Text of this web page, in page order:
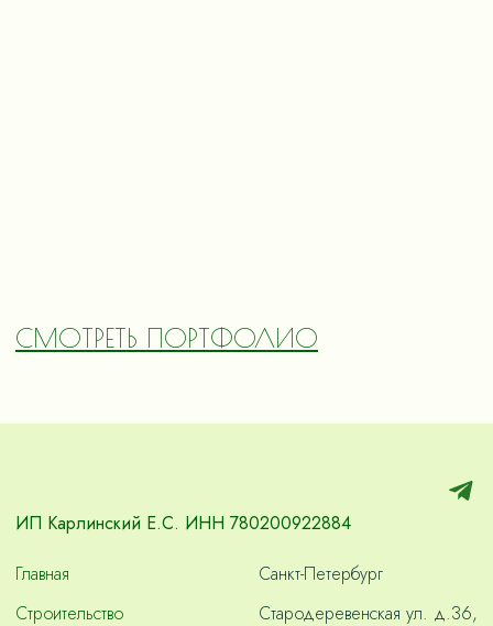
СМОТРЕТЬ ПОРТФОЛИО
ИП Карлинский Е.С. ИНН 780200922884
Главная
Строительство
Санкт-Петербург
Стародеревенская ул. д.36,